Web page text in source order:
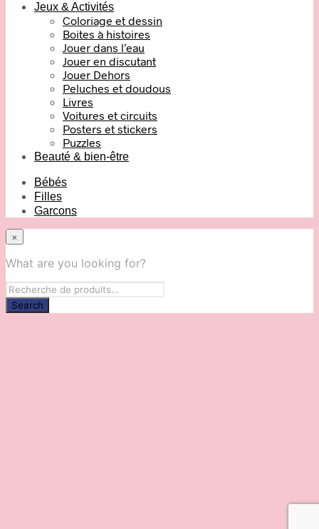
Jeux & Activités
Coloriage et dessin
Boites à histoires
Jouer dans l’eau
Jouer en discutant
Jouer Dehors
Peluches et doudous
Livres
Voitures et circuits
Posters et stickers
Puzzles
Beauté & bien-être
Bébés
Filles
Garcons
×
What are you looking for?